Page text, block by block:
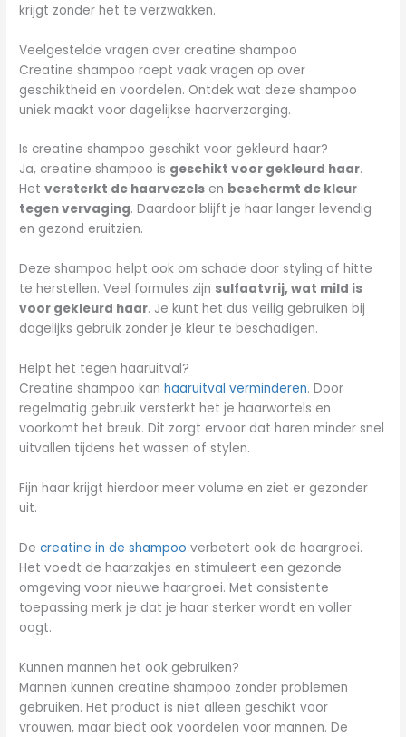
krijgt zonder het te verzwakken.
Veelgestelde vragen over creatine shampoo
Creatine shampoo roept vaak vragen op over
geschiktheid en voordelen. Ontdek wat deze shampoo
uniek maakt voor dagelijkse haarverzorging.
Is creatine shampoo geschikt voor gekleurd haar?
Ja, creatine shampoo is geschikt voor gekleurd haar.
Hetversterkt de haarvezels en beschermt de kleur
tegen vervaging. Daardoor blijft je haar langer levendig
en gezond eruitzien.
Deze shampoo helpt ook om schade door styling of hitte
te herstellen. Veel formules zijn sulfaatvrij, wat mild is
voor gekleurd haar. Je kunt het dus veilig gebruiken bij
dagelijks gebruik zonder je kleur te beschadigen.
Helpt het tegen haaruitval?
Creatine shampoo kanhaaruitval verminderen. Door
regelmatig gebruik versterkt het je haarwortels en
voorkomt het breuk. Dit zorgt ervoor dat haren minder snel
uitvallen tijdens het wassen of stylen.
Fijn haar krijgt hierdoor meer volume en ziet er gezonder
uit.
Decreatine in de shampoo verbetert ook de haargroei.
Het voedt de haarzakjes en stimuleert een gezonde
omgeving voor nieuwe haargroei. Met consistente
toepassing merk je dat je haar sterker wordt en voller
oogt.
Kunnen mannen het ook gebruiken?
Mannen kunnen creatine shampoo zonder problemen
gebruiken. Het product is niet alleen geschikt voor
vrouwen, maar biedt ook voordelen voor mannen. De